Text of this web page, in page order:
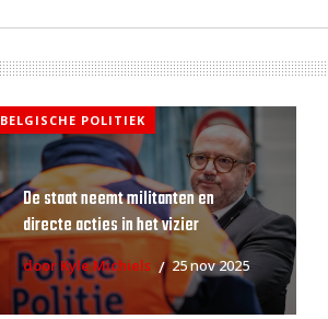
BELGISCHE POLITIEK
De staat neemt militanten en
directe acties in het vizier
door Kyle Michiels 25 nov 2025